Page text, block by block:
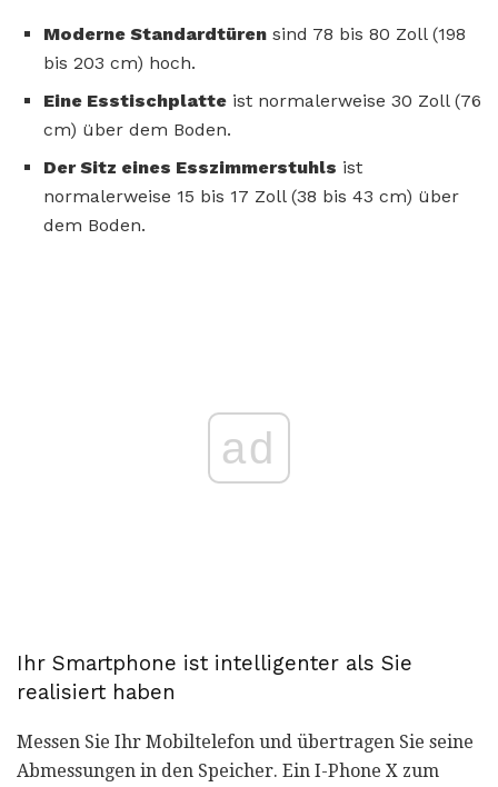
Moderne Standardtüren sind 78 bis 80 Zoll (198
bis 203 cm) hoch.
Eine Esstischplatte ist normalerweise 30 Zoll (76
cm) über dem Boden.
Der Sitz eines Esszimmerstuhls ist
normalerweise 15 bis 17 Zoll (38 bis 43 cm) über
dem Boden.
ad
Ihr Smartphone ist intelligenter als Sie
realisiert haben
Messen Sie Ihr Mobiltelefon und übertragen Sie seine
Abmessungen in den Speicher. Ein I-Phone X zum